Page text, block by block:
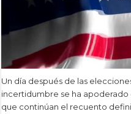
Un día después de las
incertidumbre se ha apoderado
que continúan el recuento